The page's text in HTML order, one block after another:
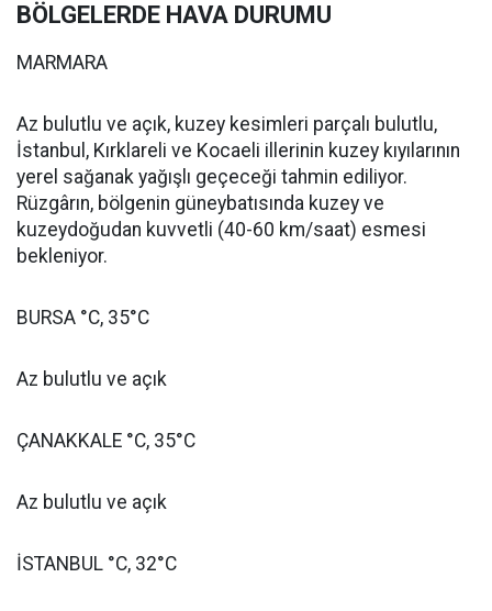
BÖLGELERDE HAVA DURUMU
MARMARA
Az bulutlu ve açık, kuzey kesimleri parçalı bulutlu,
İstanbul, Kırklareli ve Kocaeli illerinin kuzey kıyılarının
yerel sağanak yağışlı geçeceği tahmin ediliyor.
Rüzgârın, bölgenin güneybatısında kuzey ve
kuzeydoğudan kuvvetli (40-60 km/saat) esmesi
bekleniyor.
BURSA °C, 35°C
Az bulutlu ve açık
ÇANAKKALE °C, 35°C
Az bulutlu ve açık
İSTANBUL °C, 32°C